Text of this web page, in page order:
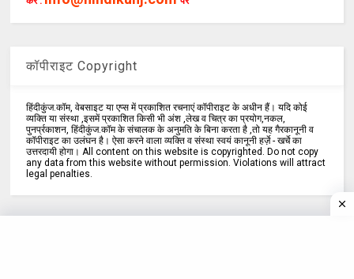
कॉपीराइट Copyright
हिंदीकुंज.कॉम, वेबसाइट या एप्स में प्रकाशित रचनाएं कॉपीराइट के अधीन हैं। यदि कोई
व्यक्ति या संस्था ,इसमें प्रकाशित किसी भी अंश ,लेख व चित्र का प्रयोग,नकल,
पुनर्प्रकाशन, हिंदीकुंज.कॉम के संचालक के अनुमति के बिना करता है ,तो यह गैरकानूनी व
कॉपीराइट का उलंघन है। ऐसा करने वाला व्यक्ति व संस्था स्वयं कानूनी हर्ज़े - खर्चे का
उत्तरदायी होगा। All content on this website is copyrighted. Do not copy
any data from this website without permission. Violations will attract
legal penalties.